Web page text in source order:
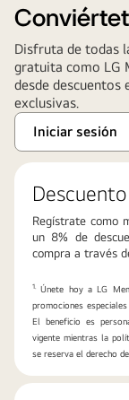
sin
interés
Disfruta de todas
gratuita como LG
desde descuentos
exclusivas.
Iniciar sesión
Regístrate como
un 8% de
compra a través
1.Únete hoy a LG
promociones
El beneficio es
vigente mientras la
se reserva el derecho